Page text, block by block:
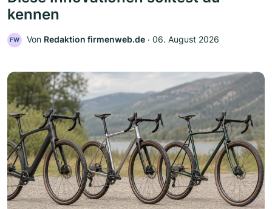
kennen
FW Von Redaktion firmenweb.de ‧ 06. August 2026